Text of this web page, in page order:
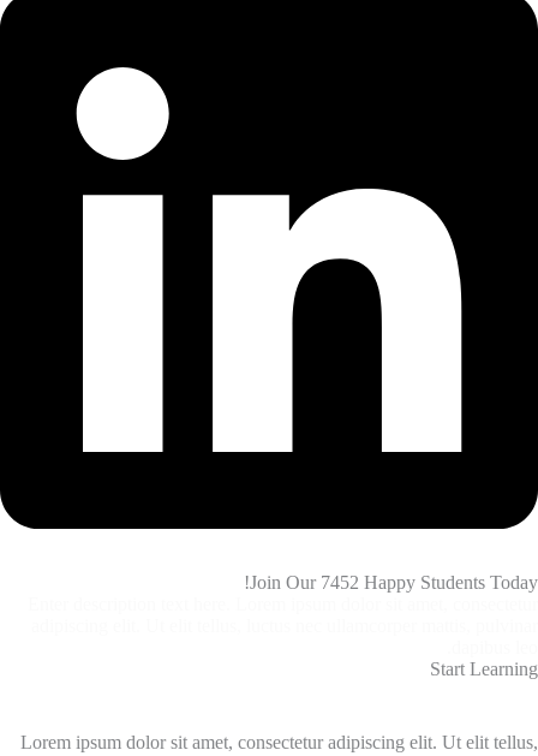
Join Our 7452 Happy Students​ Today!
Start Learning
Lorem ipsum dolor sit amet, consectetur adipiscing elit. Ut elit tellus,